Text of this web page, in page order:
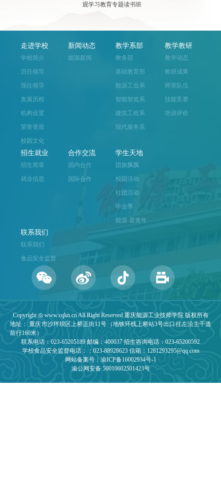
观学习教育专题读书班
走进学校
学校简介
历任领导
现任领导
发展历程
机构设置
荣誉资质
校园文化
新闻动态
能源新闻
教学系部
教务部
基础教育部
能源工业系
智能智造系
建筑工程系
现代服务系
教学教研
教学动态
教研成果
师资队伍
技能竞赛
培训评价
招生就业
招生简章
就业信息
合作交流
国内合作
国际合作
学生天地
团旗飘飘
校园活动
社团活动
毕业季
能源·星青年
联系我们
联系我们
食品安全监督
Copyright ◎ www.cqkn.cn All Right Reserved 重庆能源工业技师学院 版权所有
地址： 重庆市沙坪坝区上桥正街11号（地铁环线上桥站3号出口往左沿主干道
前行160米）
联系电话：023-65205189 邮编：400037 招生咨询电话：023-65200592
学校食品安全监督电话：：023-88928623 信箱：1281293295@qq.com
网站备案号：渝ICP备16002934号-1
渝公网安备 50010602501423号